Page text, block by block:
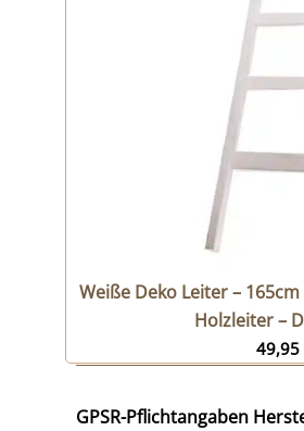
Weiße Deko Leiter –
Holzleiter –
49,95
GPSR-Pflichtangaben